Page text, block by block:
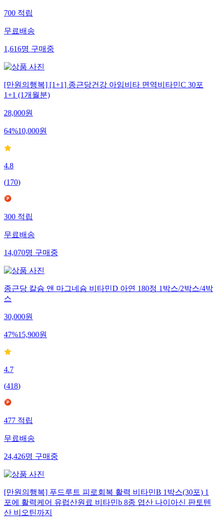
700적립
무료배송
1,616명구매중
[만원의행복] [1+1] 종근당건강 아임비타 면역비타민C 30포
1+1 (1개월분)
28,000원
64%10,000원
4.8
(170)
300적립
무료배송
14,070명구매중
종근당 칼슘 앤 마그네슘 비타민D 아연 180정 1박스/2박스/4박
스
30,000원
47%15,900원
4.7
(418)
477적립
무료배송
24,426명구매중
[만원의행복] 푸드루트 피로회복 활력 비타민B 1박스(30포) 1
포에 활력케어 유럽산원료 비타민b 8종 엽산 나이아신 판토텐
산 비오틴까지